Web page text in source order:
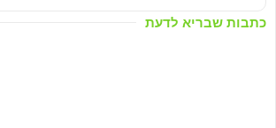
כתבות שבריא לדעת